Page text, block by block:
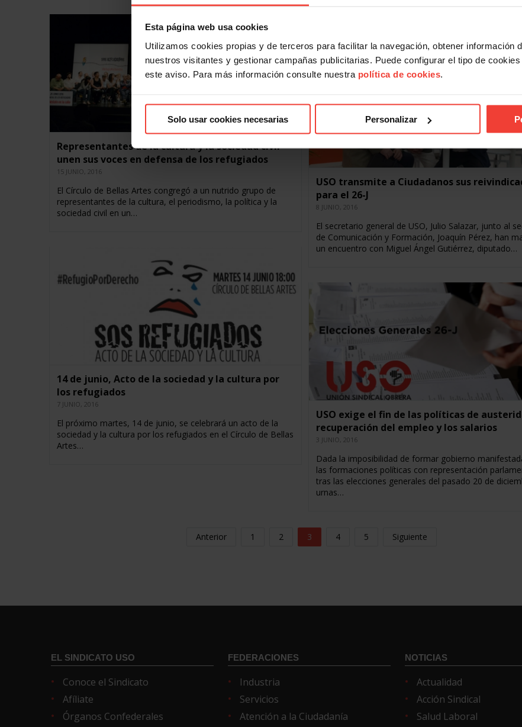
Esta página web usa cookies
Utilizamos cookies propias y de terceros para facilitar la navegación, obtener información
nuestros visitantes y gestionar campañas publicitarias. Puede configurar el tipo de
este aviso. Para más información consulte nuestra política de cookies.
Solo usar cookies necesarias Personalizar
Representantes de la cultura y la sociedad civil
unen sus voces en defensa de los refugiados
15 JUNIO, 2016
El Círculo de Bellas Artes congregó a un nutrido grupo de
representantes de la cultura, el periodismo, la política y la
sociedad civil en un…
USO transmite a Ciudadanos sus
para el 26-J
8 JUNIO, 2016
El secretario general de USO, Julio Salazar, junto al
de Comunicación y Formación, Joaquín Pérez, han
un encuentro con Miguel Ángel Gutiérrez, diputado…
14 de junio, Acto de la sociedad y la cultura por
los refugiados
7 JUNIO, 2016
El próximo martes, 14 de junio, se celebrará un acto de la
sociedad y la cultura por los refugiados en el Círculo de Bellas
Artes…
USO exige el fin de las políticas de
recuperación del empleo y los salarios
3 JUNIO, 2016
Dada la imposibilidad de formar gobierno
las formaciones políticas con representación
tras las elecciones generales del pasado 20 de
urnas…
Anterior 1 2 3 4 5 Siguiente
EL SINDICATO USO
Conoce el Sindicato
Afíliate
Órganos Confederales
FEDERACIONES
Industria
Servicios
Atención a la Ciudadanía
NOTICIAS
Actualidad
Acción Sindical
Salud Laboral